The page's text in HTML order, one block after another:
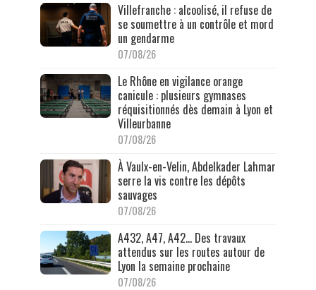
Villefranche : alcoolisé, il refuse de
se soumettre à un contrôle et mord
un gendarme
07/08/26
Le Rhône en vigilance orange
canicule : plusieurs gymnases
réquisitionnés dès demain à Lyon et
Villeurbanne
07/08/26
À Vaulx-en-Velin, Abdelkader Lahmar
serre la vis contre les dépôts
sauvages
07/08/26
A432, A47, A42… Des travaux
attendus sur les routes autour de
Lyon la semaine prochaine
07/08/26